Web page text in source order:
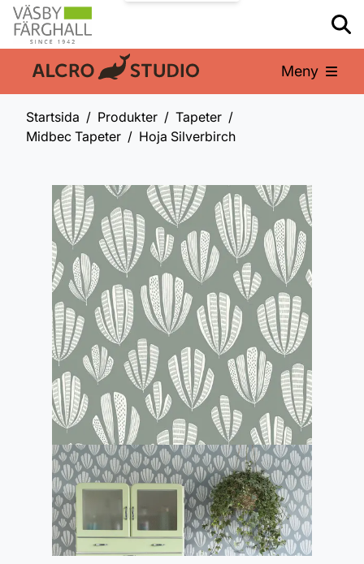
En del av: Meny
Startsida Produkter
Tapeter
Midbec Tapeter
Hoja Silverbirch